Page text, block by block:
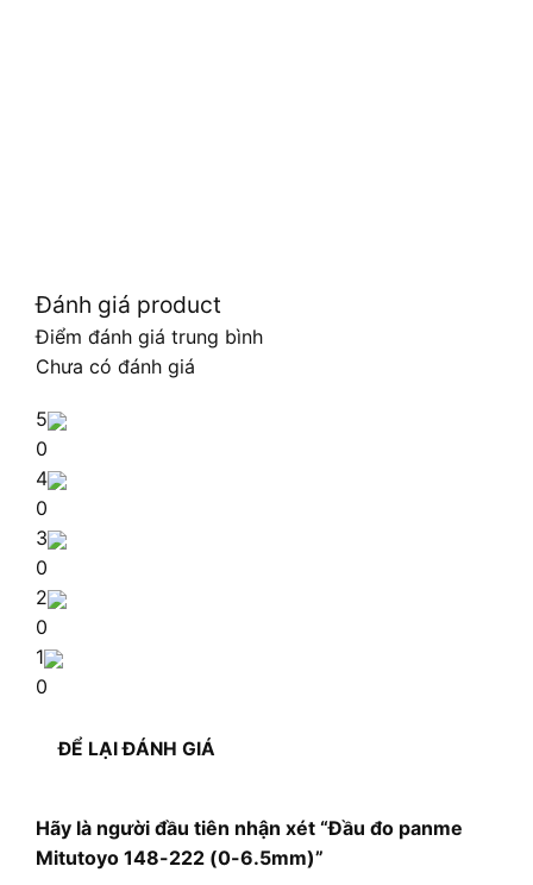
Đánh giá product
Điểm đánh giá trung bình
Chưa có đánh giá
5
0
4
0
3
0
2
0
1
0
ĐỂ LẠI ĐÁNH GIÁ
Hãy là người đầu tiên nhận xét “Đầu đo panme
Mitutoyo 148-222 (0-6.5mm)”